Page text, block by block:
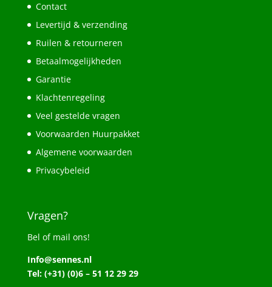
Contact
Levertijd & verzending
Ruilen & retourneren
Betaalmogelijkheden
Garantie
Klachtenregeling
Veel gestelde vragen
Voorwaarden Huurpakket
Algemene voorwaarden
Privacybeleid
Vragen?
Bel of mail ons!
Info@sennes.nl
Tel: (+31) (0)6 – 51 12 29 29